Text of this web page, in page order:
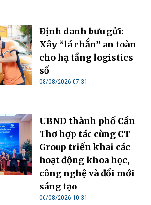
Định danh bưu gửi:
Xây “lá chắn” an toàn
cho hạ tầng logistics
số
08/08/2026 07:31
UBND thành phố Cần
Thơ hợp tác cùng CT
Group triển khai các
hoạt động khoa học,
công nghệ và đổi mới
sáng tạo
06/08/2026 10:31